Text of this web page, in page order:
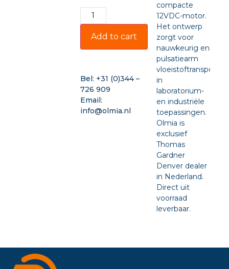
Add to cart
Bel: +31 (0)344 –
726 909
Email:
info@olmia.nl
compacte
12VDC-motor.
Het ontwerp
zorgt voor
nauwkeurig en
pulsatiearm
vloeistoftransport
in
laboratorium-
en industriële
toepassingen.
Olmia is
exclusief
Thomas
Gardner
Denver dealer
in Nederland.
Direct uit
voorraad
leverbaar.